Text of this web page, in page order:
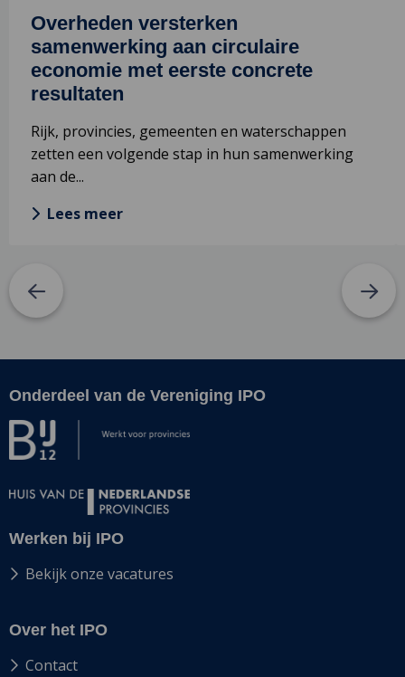
Overheden versterken
samenwerking aan circulaire
economie met eerste concrete
resultaten
Rijk, provincies, gemeenten en waterschappen
zetten een volgende stap in hun samenwerking
aan de...
Lees meer
resultaten
Site
footer
Onderdeel van de Vereniging IPO
Werken bij IPO
Bekijk onze vacatures
Over het IPO
Contact